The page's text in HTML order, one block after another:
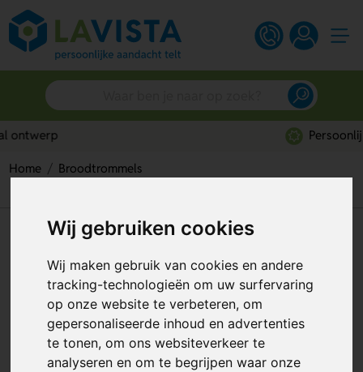
Wij gebruiken cookies
Wij maken gebruik van cookies en andere
tracking-technologieën om uw surfervaring
op onze website te verbeteren, om
gepersonaliseerde inhoud en advertenties
te tonen, om ons websiteverkeer te
analyseren en om te begrijpen waar onze
Home
Broodtrommels
Glazen Lunchbox Met Bestek
(500Ml)
Artikelnummer:277903